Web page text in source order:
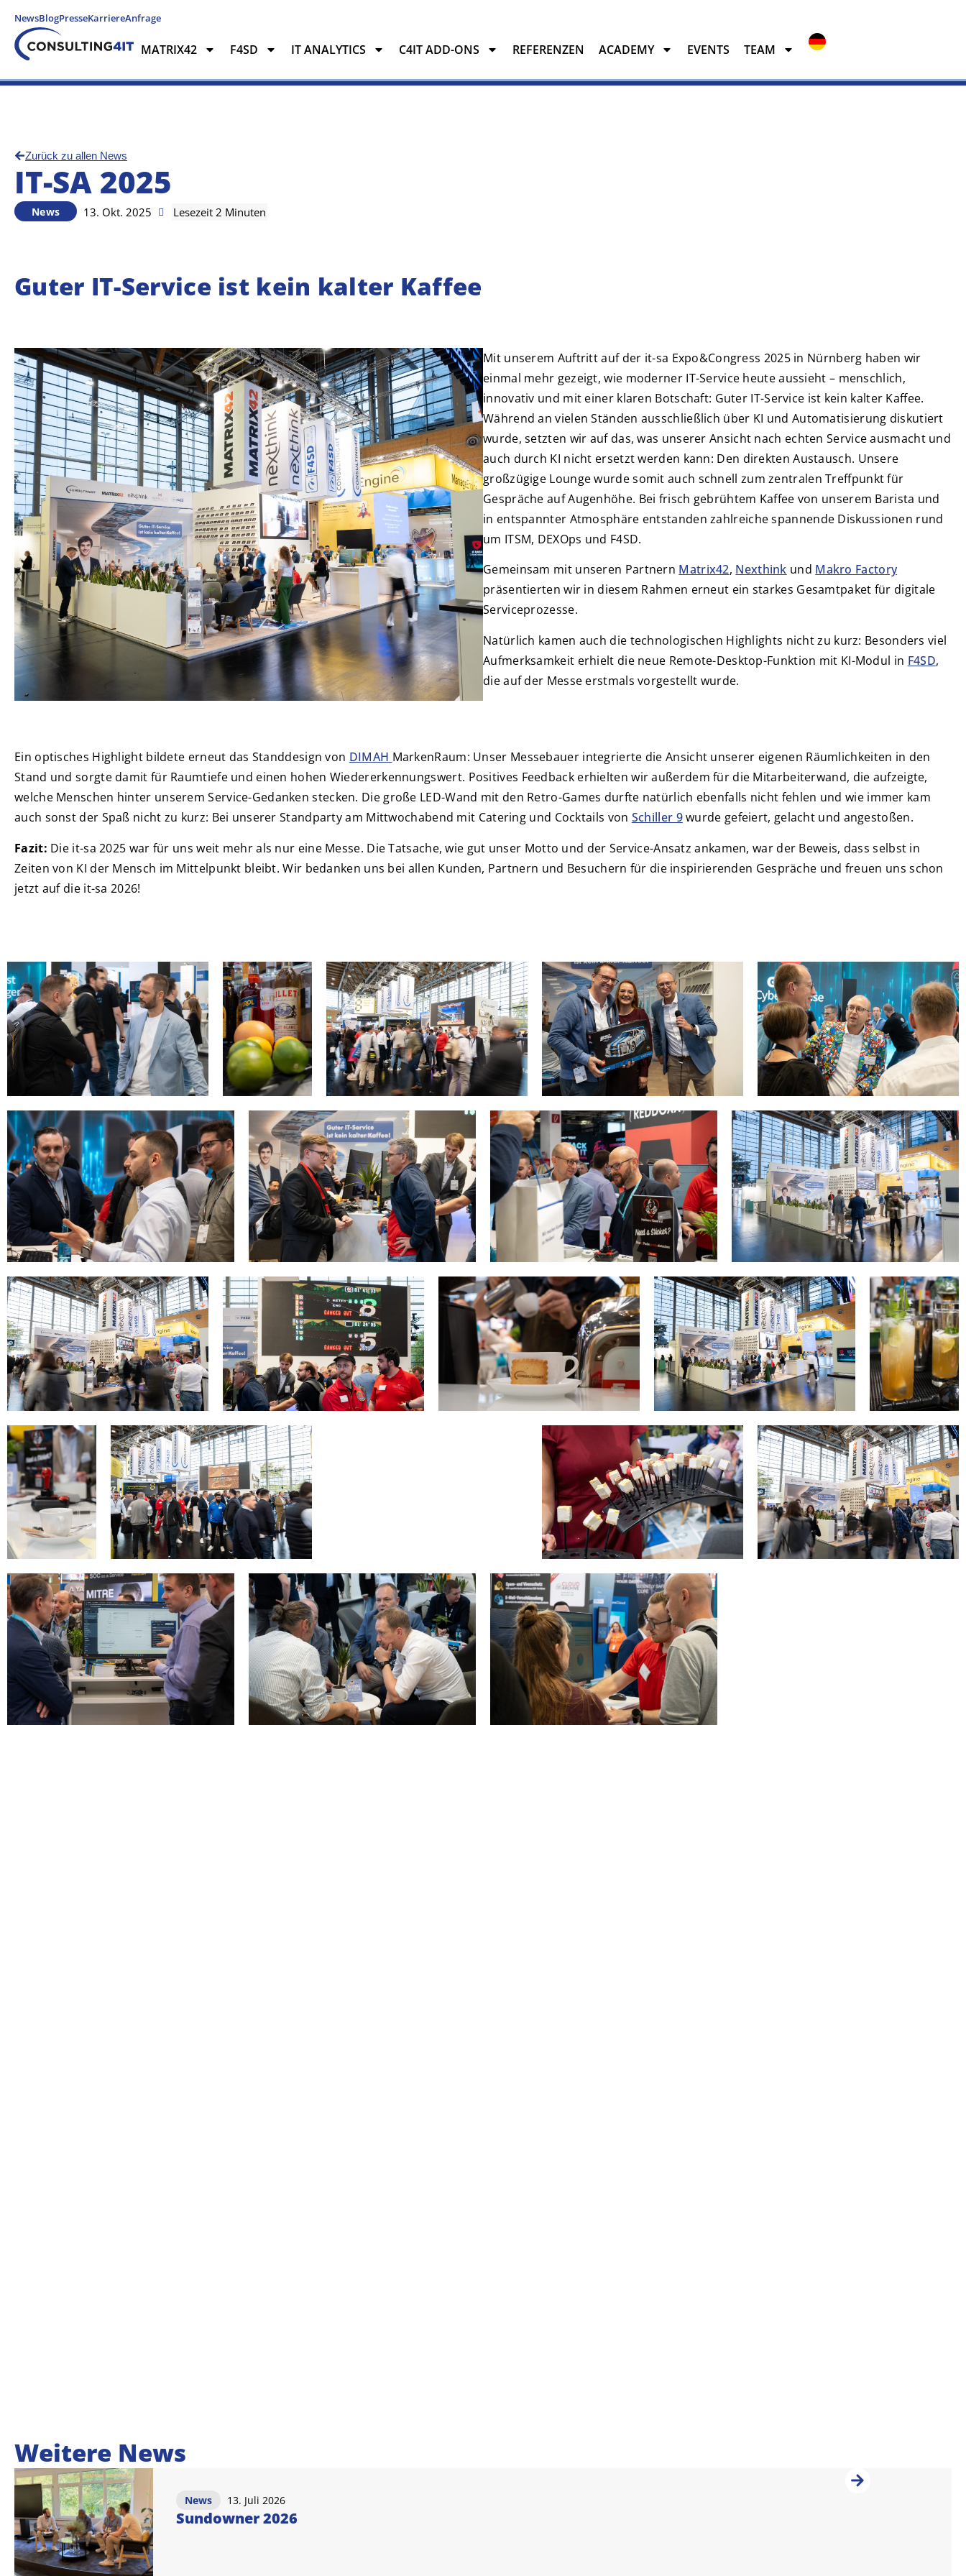
NewsBlogPresseKarriereAnfrage
MATRIX42 F4SD IT ANALYTICS C4IT ADD-ONS REFERENZEN ACADEMY EVENTS TEAM
Zurück zu allen News
IT-SA 2025
News 13. Okt. 2025
Guter IT-Service ist kein kalter Kaffee
Mit unserem Auftritt auf der it-sa Expo&Congress 2025 in Nürnberg haben wir
einmal mehr gezeigt, wie moderner IT-Service heute aussieht – menschlich,
innovativ und mit einer klaren Botschaft: Guter IT-Service ist kein kalter Kaffee.
Während an vielen Ständen ausschließlich über KI und Automatisierung diskutiert
wurde, setzten wir auf das, was unserer Ansicht nach echten Service ausmachtund
auch durch KI nicht ersetzt werden kann: Den direkten Austausch. Unsere
großzügige Lounge wurdesomit auch schnell zum zentralen Treffpunkt für
Gespräche auf Augenhöhe. Bei frisch gebrühtem Kaffee von unserem Barista und
in entspannter Atmosphäre entstanden zahlreiche spannende Diskussionen rund
um ITSM, DEXOps und F4SD.
Gemeinsam mit unseren Partnern Matrix42, Nexthink und Makro Factory
präsentierten wir in diesem Rahmen erneut ein starkes Gesamtpaket für digitale
Serviceprozesse.
Natürlich kamen auch die technologischen Highlights nicht zu kurz: Besonders viel
Aufmerksamkeit erhielt die neue Remote-Desktop-Funktion mit KI-Modul in F4SD,
die auf der Messe erstmals vorgestellt wurde.
Ein optisches Highlight bildete erneut das Standdesign von DIMAH MarkenRaum: Unser Messebauer integrierte die Ansicht unserer eigenen Räumlichkeiten in den
Stand und sorgte damit für Raumtiefe und einen hohen Wiedererkennungswert. Positives Feedback erhielten wir außerdem für die Mitarbeiterwand, die aufzeigte,
welche Menschen hinter unserem Service-Gedanken stecken. Die große LED-Wand mit den Retro-Games durfte natürlich ebenfalls nicht fehlen und wie immer kam
auch sonst der Spaß nicht zu kurz: Bei unserer Standparty am Mittwochabend mit Catering und Cocktails von Schiller 9wurde gefeiert, gelacht und angestoßen.
Fazit: Die it-sa 2025 war für uns weit mehr als nur eine Messe. Die Tatsache, wie gut unser Motto und der Service-Ansatz ankamen, war der Beweis, dass selbst in
Zeiten von KI der Mensch im Mittelpunkt bleibt. Wir bedanken uns bei allen Kunden, Partnern und Besuchern für die inspirierenden Gespräche und freuen uns schon
jetzt auf die it-sa 2026!
Weitere News
News 13. Juli 2026
Sundowner 2026